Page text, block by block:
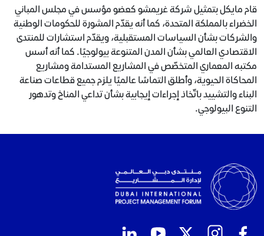
قام مايكل بتمثيل شركة غريمشو كعضو مؤسس في مجلس المباني
الخضراء بالمملكة المتحدة، كما أنه يقدّم المشورة للحكومات الوطنية
والشركات بشأن السياسات المستقبلية، ويقدّم استشارات للمنتدى
الاقتصادي العالمي بشأن المدن المتنوعة بيولوجيًا. كما أنه أسس
مكتبه المعماري المتخصّص في المشاريع المستدامة ومشاريع
المحاكاة الحيوية، وأطلق التماسًا عالميًا يلزم جميع قطاعات صناعة
البناء والتشييد باتّخاذ إجراءات إيجابية بشأن تداعي المناخ وتدهور
التنوع البيولوجي.